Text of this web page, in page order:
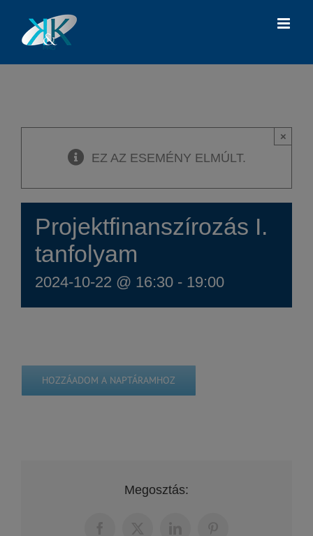
EZ AZ ESEMÉNY ELMÚLT.
×
Projektfinanszírozás I.
tanfolyam
2024-10-22 @ 16:30 - 19:00
HOZZÁADOM A NAPTÁRAMHOZ
Megosztás: